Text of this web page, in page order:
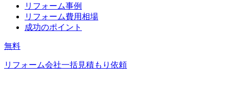
リフォーム事例
リフォーム費用相場
成功のポイント
無料
リフォーム会社一括見積もり依頼